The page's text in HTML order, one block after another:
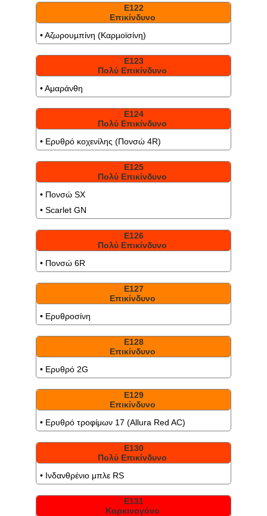
Ε122
Επικίνδυνο
• Αζωρουµπίνη (Καρµοϊσίνη)
Ε123
Πολύ Επικίνδυνο
• Αμαράνθη
Ε124
Πολύ Επικίνδυνο
• Ερυθρό κοχενίλης (Πονσώ 4R)
Ε125
Πολύ Επικίνδυνο
• Πονσώ SX
• Scarlet GN
Ε126
Πολύ Επικίνδυνο
• Πονσώ 6R
Ε127
Επικίνδυνο
• Ερυθροσίνη
Ε128
Επικίνδυνο
• Ερυθρό 2G
Ε129
Επικίνδυνο
• Ερυθρό τροφίμων 17 (Allura Red AC)
Ε130
Πολύ Επικίνδυνο
• Ινδανθρένιο μπλε RS
Ε131
Καρκινογόνο